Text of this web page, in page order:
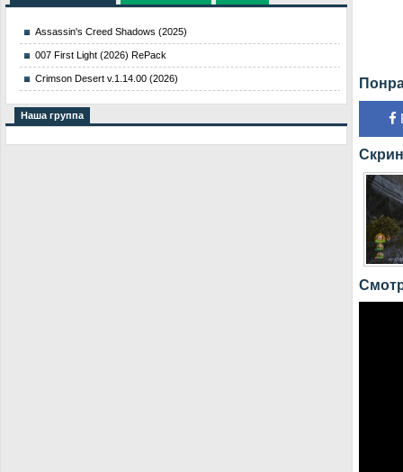
Assassin's Creed Shadows (2025)
007 First Light (2026) RePack
Crimson Desert v.1.14.00 (2026)
Наша группа